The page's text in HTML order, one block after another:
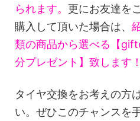
られます。 更にお友達を
購入して頂いた場合は、
類の商品から選べる【
分プレゼント】致します！
タイヤ交換をお考えの方
い。ぜひこのチャンスを